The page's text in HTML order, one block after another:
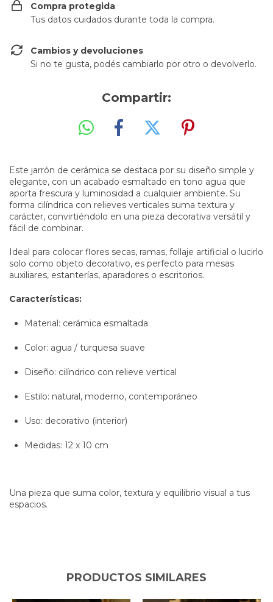
Compra protegida
Tus datos cuidados durante toda la compra.
Cambios y devoluciones
Si no te gusta, podés cambiarlo por otro o devolverlo.
Compartir:
Este jarrón de cerámica se destaca por su diseño simple y
elegante, con un acabado esmaltado en tono agua que
aporta frescura y luminosidad a cualquier ambiente. Su
forma cilíndrica con relieves verticales suma textura y
carácter, convirtiéndolo en una pieza decorativa versátil y
fácil de combinar.
Ideal para colocar flores secas, ramas, follaje artificial o lucirlo
solo como objeto decorativo, es perfecto para mesas
auxiliares, estanterías, aparadores o escritorios.
Características:
Material: cerámica esmaltada
Color: agua / turquesa suave
Diseño: cilíndrico con relieve vertical
Estilo: natural, moderno, contemporáneo
Uso: decorativo (interior)
Medidas: 12 x 10 cm
Una pieza que suma color, textura y equilibrio visual a tus
espacios.
PRODUCTOS SIMILARES